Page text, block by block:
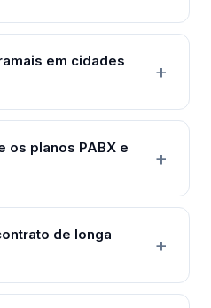
em cidades
os planos PABX e
de longa